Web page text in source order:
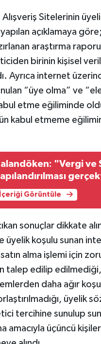
Sitelerinin
açıklamaya
araştırma
birinin kişisel
Ayrıca internet
“üye olma” ve
etme eğiliminde
kabul etmeme
"Vergi ve
İçeriği Görüntüle
sonuçlar dikkate
üyelik koşulu sunan
alma işlemi için
talep edilip
daha ağır
tercihine sunulup
amacıyla üçüncü